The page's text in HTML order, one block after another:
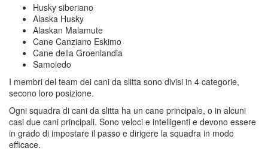
Husky siberiano
Alaska Husky
Alaskan Malamute
Cane Canziano Eskimo
Cane della Groenlandia
Samoiedo
I membri del team dei cani da slitta sono divisi in 4 categorie,
secono loro posizione.
Ogni squadra di cani da slitta ha un cane principale, o in alcuni
casi due cani principali. Sono veloci e intelligenti e devono essere
in grado di impostare il passo e dirigere la squadra in modo
efficace.